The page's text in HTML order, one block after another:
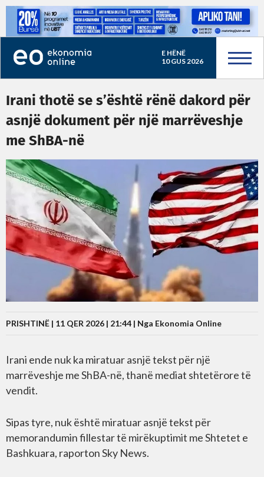
E HËNË
10 GUS 2026
Irani thotë se s’është rënë dakord për
asnjë dokument për një marrëveshje
me ShBA-në
PRISHTINË | 11 QER 2026 | 21:44 | Nga Ekonomia Online
Irani ende nuk ka miratuar asnjë tekst për një
marrëveshje me ShBA-në, thanë mediat shtetërore të
vendit.
Sipas tyre, nuk është miratuar asnjë tekst për
memorandumin fillestar të mirëkuptimit me Shtetet e
Bashkuara, raporton Sky News.